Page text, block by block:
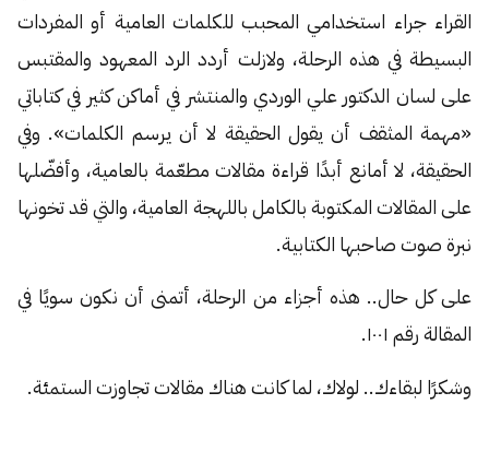
القراء جراء استخدامي المحبب للكلمات العامية أو المفردات
البسيطة في هذه الرحلة، ولازلت أردد الرد المعهود والمقتبس
على لسان الدكتور علي الوردي والمنتشر في أماكن كثير في كتاباتي
«مهمة المثقف أن يقول الحقيقة لا أن يرسم الكلمات». وفي
الحقيقة، لا أمانع أبدًا قراءة مقالات مطعّمة بالعامية، وأفضّلها
على المقالات المكتوبة بالكامل باللهجة العامية، والتي قد تخونها
نبرة صوت صاحبها الكتابية.
على كل حال.. هذه أجزاء من الرحلة، أتمنى أن نكون سويًا في
المقالة رقم ١٠٠١.
وشكرًا لبقاءك.. لولاك، لما كانت هناك مقالات تجاوزت الستمئة.